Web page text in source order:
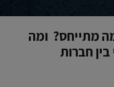
מתייחס? ומה
חברות